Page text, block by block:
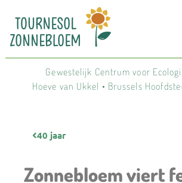
Gewestelijk Centrum voor
Hoeve van Ukkel • Brussels
40 jaar
Zonnebloem viert